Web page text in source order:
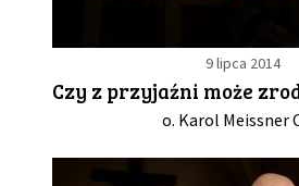
9 lipca 2014
Czy z przyjaźni może
o. Karol Meissner